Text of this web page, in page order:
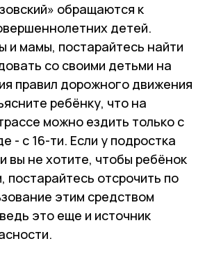
обращаются к
детей.
и мамы, постарайтесь найти
со своими детьми на
правил дорожного движения
ребёнку, что на
можно ездить только с
- с 16-ти. Если у подростка
вы не хотите, чтобы ребёнок
постарайтесь отсрочить по
этим средством
это еще и источник